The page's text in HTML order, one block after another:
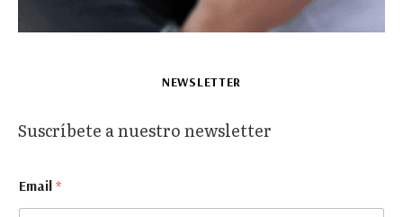
NEWSLETTER
Suscríbete a nuestro newsletter
m
a
Email *